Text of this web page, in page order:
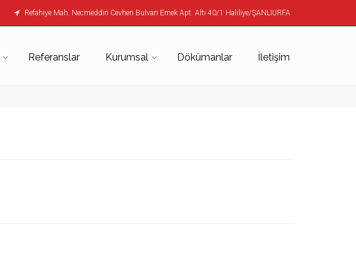
Refahiye Mah. Necmeddin Cevheri Bulvari Emek Apt. Altı 40/1 Haliliye/ŞANLIURFA
Referanslar Kurumsal Dökümanlar İletişim